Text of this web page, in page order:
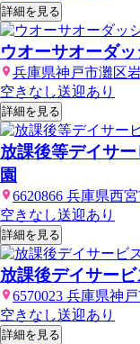
詳細を見る
ウオーサオーダッ
兵庫県神戸市灘区
空きなし送迎あり
詳細を見る
放課後等デイサ
園
6620866 兵庫県西
空きなし送迎あり
詳細を見る
放課後デイサー
6570023 兵庫県神
空きなし送迎あり
詳細を見る